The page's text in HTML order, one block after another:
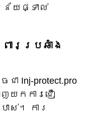
ន័យផ្ទាល់
ារប្រឆាំង
Inj-protect.pro
យកការជឿ
ស់។ ការ